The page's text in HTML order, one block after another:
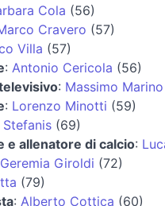
Cola (56)
Cravero (57)
Villa (57)
: Antonio Cericola (56)
: Massimo Marino
: Lorenzo Minotti (59)
(69)
e allenatore di calcio:
Geremia Giroldi (72)
(79)
: Alberto Cottica (60)